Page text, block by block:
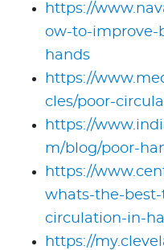
https://
ow-to-improve-
hands
https://
cles/poor-
https://
m/blog/poor-
https://
whats-the-
circulation-in-
https://